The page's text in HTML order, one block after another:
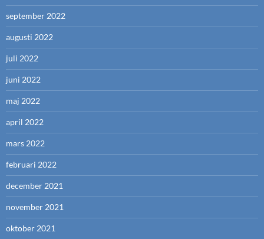
september 2022
augusti 2022
juli 2022
juni 2022
maj 2022
april 2022
mars 2022
februari 2022
december 2021
november 2021
oktober 2021